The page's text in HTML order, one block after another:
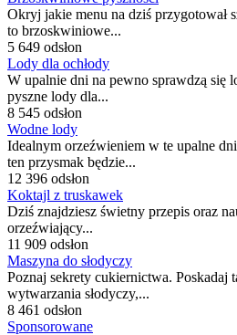
Okryj jakie menu na dziś przygotował
to brzoskwiniowe...
5 649 odsłon
Lody dla ochłody
W upalnie dni na pewno sprawdzą się
pyszne lody dla...
8 545 odsłon
Wodne lody
Idealnym orzeźwieniem w te upalne
ten przysmak będzie...
12 396 odsłon
Koktajl z truskawek
Dziś znajdziesz świetny przepis oraz
orzeźwiający...
11 909 odsłon
Maszyna do słodyczy
Poznaj sekrety cukiernictwa. Poskadaj
wytwarzania słodyczy,...
8 461 odsłon
Sponsorowane